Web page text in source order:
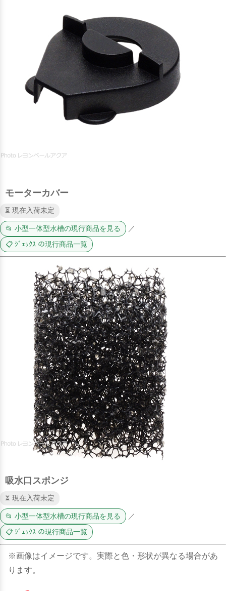
モーターカバー
⏳ 現在入荷未定
📂 小型一体型水槽の現行商品を見る ／
📋 ｼﾞｪｯｸｽ の現行商品一覧
吸水口スポンジ
⏳ 現在入荷未定
📂 小型一体型水槽の現行商品を見る ／
📋 ｼﾞｪｯｸｽ の現行商品一覧
※画像はイメージです。実際と色・形状が異なる場合があ
ります。